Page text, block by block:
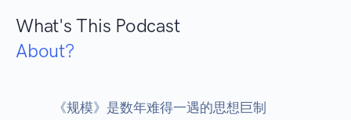
What's This Podcast
About?